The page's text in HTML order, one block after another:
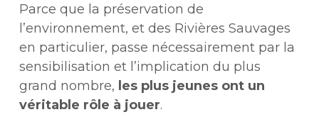
Parce que la préservation de
l’environnement, et des Rivières Sauvages
en particulier, passe nécessairement par la
sensibilisation et l’implication du plus
grand nombre, les plus jeunes ont un
véritable rôle à jouer.